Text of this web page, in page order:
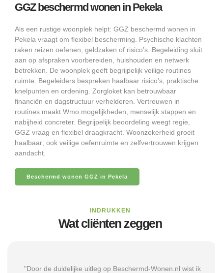
GGZ beschermd wonen in Pekela
Als een rustige woonplek helpt: GGZ beschermd wonen in
Pekela vraagt om flexibel bescherming. Psychische klachten
raken reizen oefenen, geldzaken of risico’s. Begeleiding sluit
aan op afspraken voorbereiden, huishouden en netwerk
betrekken. De woonplek geeft begrijpelijk veilige routines
ruimte. Begeleiders bespreken haalbaar risico’s, praktische
knelpunten en ordening. Zorgloket kan betrouwbaar
financiën en dagstructuur verhelderen. Vertrouwen in
routines maakt Wmo mogelijkheden, menselijk stappen en
nabijheid concreter. Begrijpelijk beoordeling weegt regie,
GGZ vraag en flexibel draagkracht. Woonzekerheid groeit
haalbaar; ook veilige oefenruimte en zelfvertrouwen krijgen
aandacht.
Beschermd wonen GGZ in Pekela
INDRUKKEN
Wat cliënten zeggen
"Door de duidelijke uitleg op Beschermd-Wonen.nl wist ik